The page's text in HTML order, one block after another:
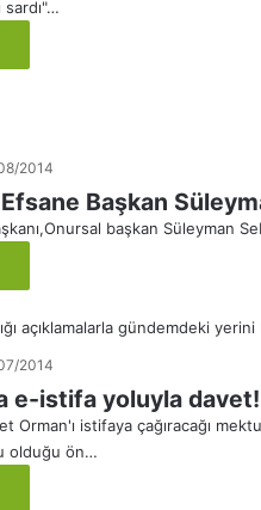
sardı"…
2014
Başkan
başkan Süleyman
2014
e-istifa yoluyla davet!
Orman'ı istifaya çağıracağı
olduğu ön…